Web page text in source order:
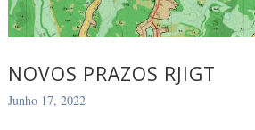
NOVOS PRAZOS RJIGT
Junho 17, 2022